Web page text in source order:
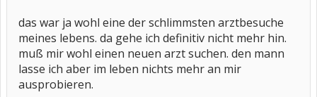
das war ja wohl eine der schlimmsten arztbesuche
meines lebens. da gehe ich definitiv nicht mehr hin.
muß mir wohl einen neuen arzt suchen. den mann
lasse ich aber im leben nichts mehr an mir
ausprobieren.